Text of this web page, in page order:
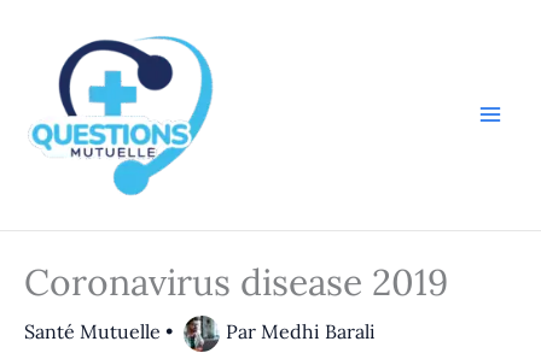
contenu
Coronavirus disease 2019
Santé Mutuelle • Par Medhi Barali